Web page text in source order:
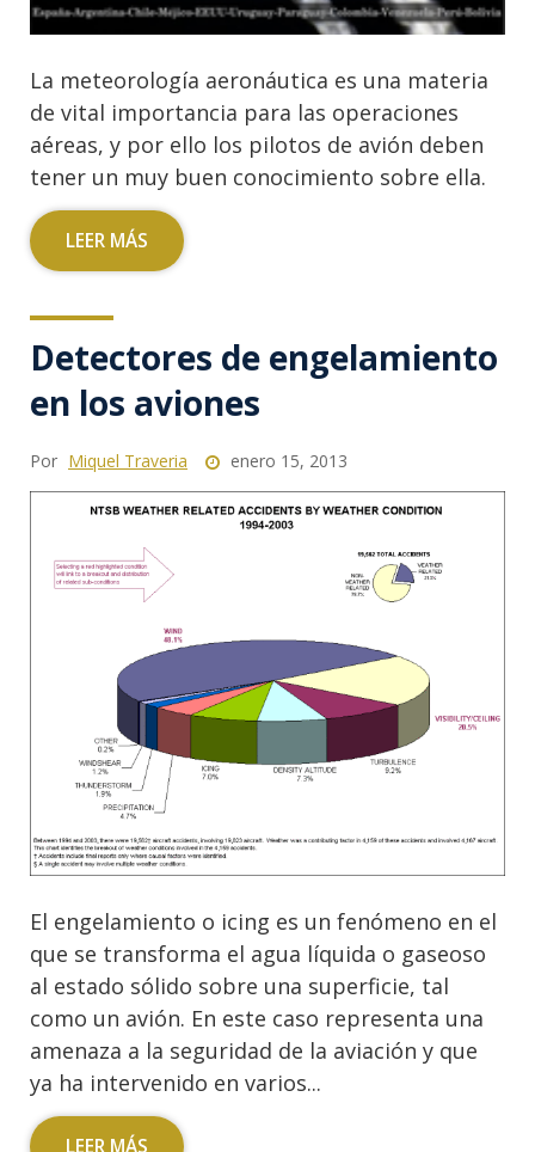
La meteorología aeronáutica es una materia
de vital importancia para las operaciones
aéreas, y por ello los pilotos de avión deben
tener un muy buen conocimiento sobre ella.
LEER MÁS
Detectores de engelamiento
en los aviones
Por Miquel Traveria enero 15, 2013
El engelamiento o icing es un fenómeno en el
que se transforma el agua líquida o gaseoso
al estado sólido sobre una superficie, tal
como un avión. En este caso representa una
amenaza a la seguridad de la aviación y que
ya ha intervenido en varios...
LEER MÁS